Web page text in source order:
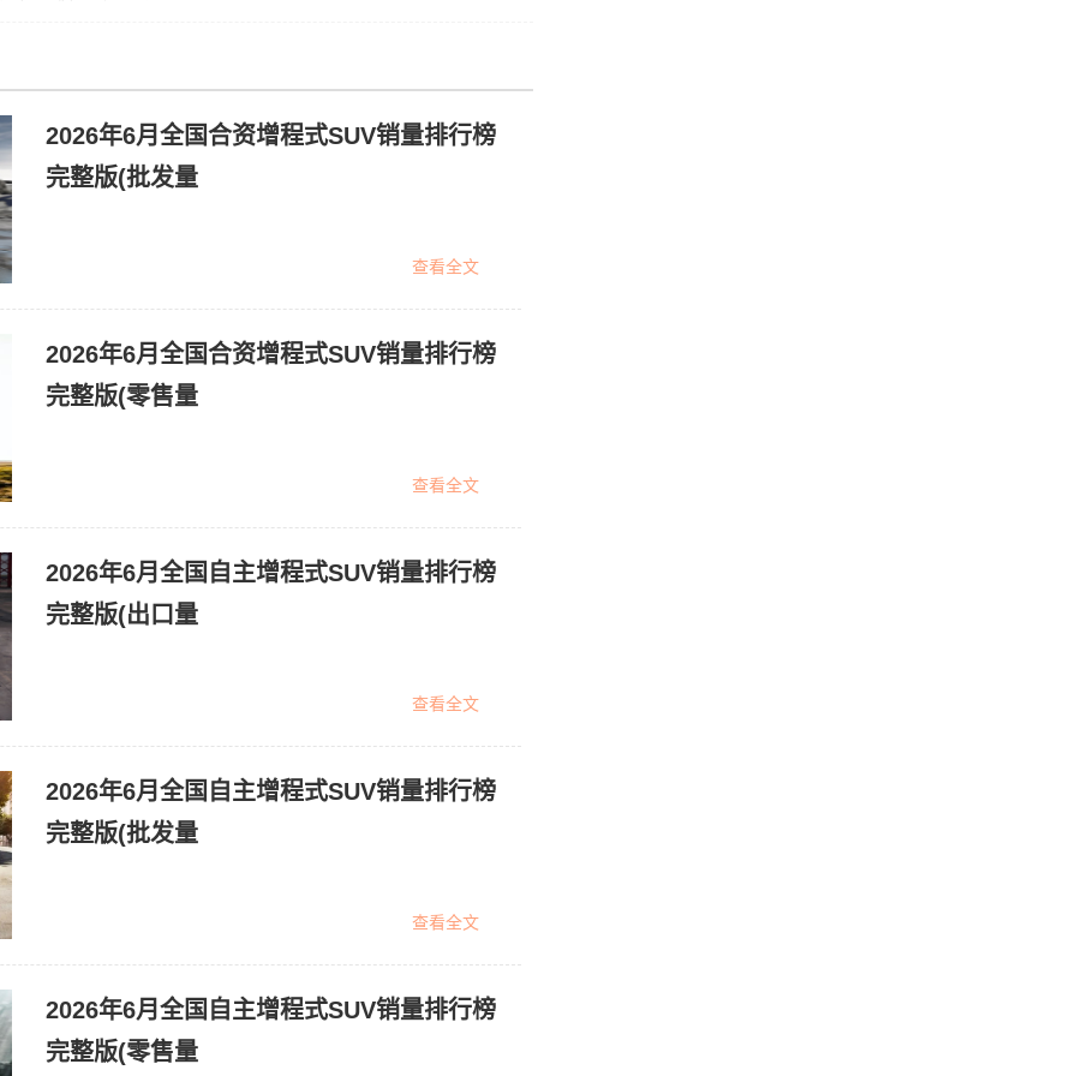
2026年6月全国合资增程式SUV销量排行榜
完整版(批发量
查看全文
2026年6月全国合资增程式SUV销量排行榜
完整版(零售量
查看全文
2026年6月全国自主增程式SUV销量排行榜
完整版(出口量
查看全文
2026年6月全国自主增程式SUV销量排行榜
完整版(批发量
查看全文
2026年6月全国自主增程式SUV销量排行榜
完整版(零售量